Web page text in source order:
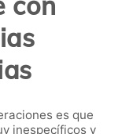
es que
inespecíficos y